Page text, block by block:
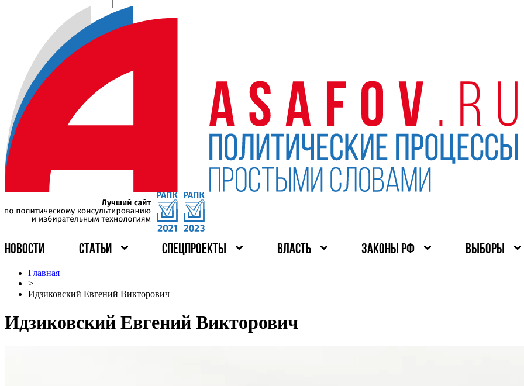
НОВОСТИ СТАТЬИ СПЕЦПРОЕКТЫ ВЛАСТЬ ЗАКОНЫ РФ ВЫБОРЫ
Главная
>
Идзиковский Евгений Викторович
Идзиковский Евгений Викторович